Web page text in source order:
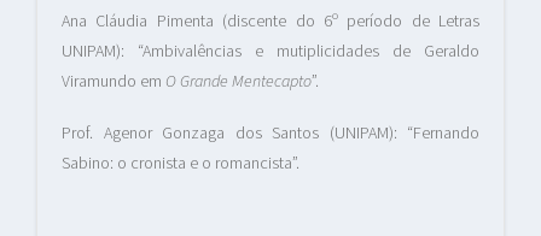
Ana Cláudia Pimenta (discente do 6º período de Letras
UNIPAM): “Ambivalências e mutiplicidades de Geraldo
Viramundo em O Grande Mentecapto”.
Prof. Agenor Gonzaga dos Santos (UNIPAM): “Fernando
Sabino: o cronista e o romancista”.